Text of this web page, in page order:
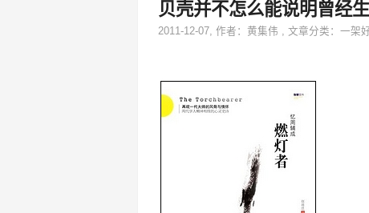
贝壳并不怎么能说明曾经
2011-12-07, 作者： 黄集伟 , 文章分类： 一架